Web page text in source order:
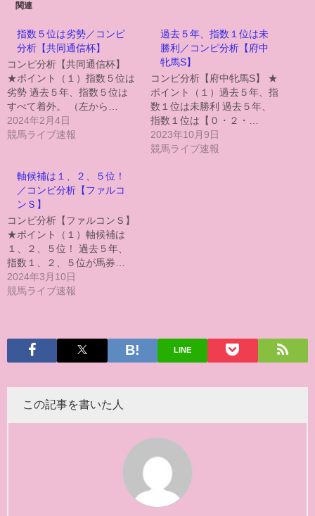
関連
指数５位は劣勢／コンピ
分析【共同通信杯】
コンピ分析【共同通信杯】
★ポイント（１）指数５位は
劣勢 過去５年、指数５位は
すべて着外。 （左から…
2024年2月4日
競馬ライブ速報
過去５年、指数１位は未
勝利／コンピ分析【府中
牝馬S】
コンピ分析【府中牝馬S】 ★
ポイント（１）過去５年、指
数１位は未勝利 過去５年、
指数１位は【０・２・…
2023年10月9日
競馬ライブ速報
軸候補は１、２、５位！
／コンピ分析【ファルコ
ンＳ】
コンピ分析【ファルコンＳ】
★ポイント（１）軸候補は
１、２、５位！ 過去５年、
指数１、２、５位が馬券…
2024年3月10日
競馬ライブ速報
LINE
この記事を書いた人